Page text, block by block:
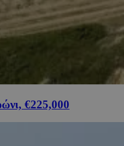
€225,000